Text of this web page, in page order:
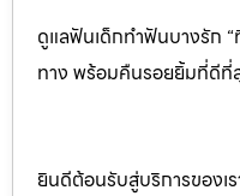
ดูแลฟันเด็กทำฟันบางรัก
ทาง พร้อมคืนรอยยิ้มที่ดีที่
ยินดีต้อนรับสู่บริการของเ